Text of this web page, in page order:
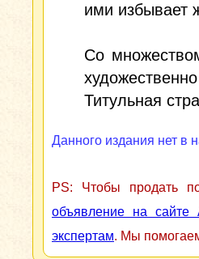
ими избывает
Со
Титульная
Данного издания нет в
PS: Чтобы продать
объявление на сайте
экспертам. Мы